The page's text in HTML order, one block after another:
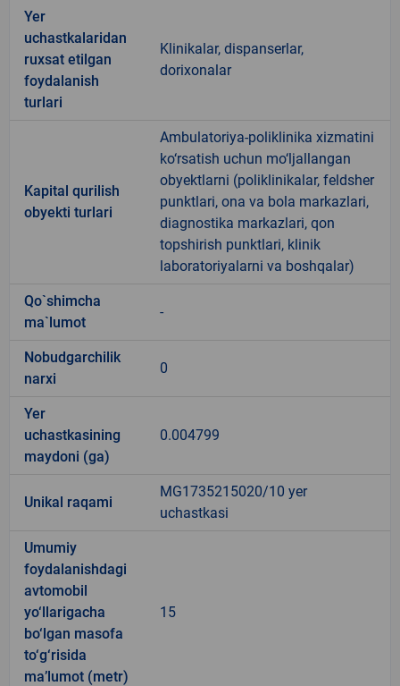
Yer
uchastkalaridan
ruxsat etilgan
foydalanish
turlari
Klinikalar, dispanserlar,
dorixonalar
Kapital qurilish
obyekti turlari
Ambulatoriya-poliklinika xizmatini
ko‘rsatish uchun mo‘ljallangan
obyektlarni (poliklinikalar, feldsher
punktlari, ona va bola markazlari,
diagnostika markazlari, qon
topshirish punktlari, klinik
laboratoriyalarni va boshqalar)
Qo`shimcha
ma`lumot
-
Nobudgarchilik
narxi
0
Yer
uchastkasining
maydoni (ga)
0.004799
Unikal raqami
MG1735215020/10 yer
uchastkasi
Umumiy
foydalanishdagi
avtomobil
yo‘llarigacha
bo‘lgan masofa
to‘g‘risida
ma’lumot (metr)
15